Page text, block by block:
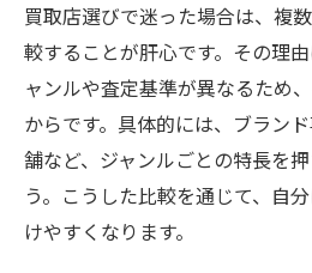
買取店選びで迷った場合は、複
較することが肝心です。その理
ャンルや査定基準が異なるため
からです。具体的には、ブラン
舗など、ジャンルごとの特長を
う。こうした比較を通じて、自
けやすくなります。